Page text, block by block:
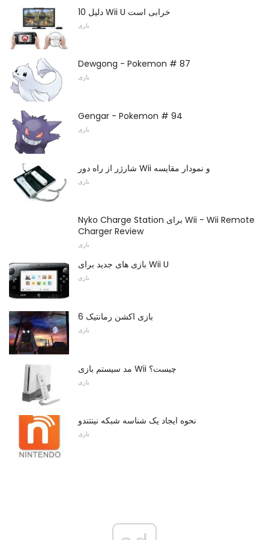
10 دلیل Wii U خرابی است
بازی
Dewgong - Pokemon # 87
بازی
Gengar - Pokemon # 94
بازی
شارژر از راه دور Wii و نمودار مقایسه
بازی
Nyko Charge Station برای Wii - Wii Remote
Charger Review
بازی
بازی های جدید برای Wii U
بازی
6 بازی اکشن رمانتیک
بازی
مد سیستم بازی Wii چیست؟
بازی
نحوه ایجاد یک شناسه شبکه نینتندو
بازی